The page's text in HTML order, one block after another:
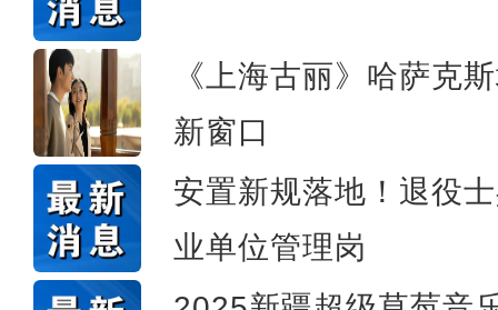
《上海古丽》哈萨克
新窗口
安置新规落地！退役
业单位管理岗